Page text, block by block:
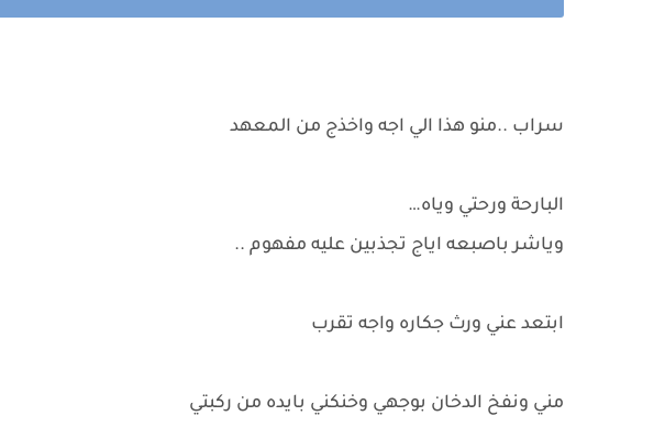
سراب ..منو هذا الي اجه واخذج من المعهد
البارحة ورحتي وياه…
وياشر باصبعه اياج تجذبين عليه مفهوم ..
ابتعد عني ورث جكاره واجه تقرب
مني ونفخ الدخان بوجهي وخنكني بايده من ركبتي